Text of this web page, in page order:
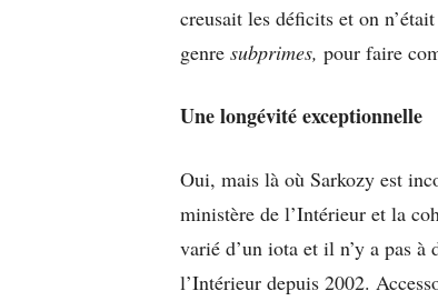
creusait les déficits et on
genre subprimes, pour faire
Une longévité exceptionnelle
Oui, mais là où Sarkozy est
ministère de l’Intérieur et la
varié d’un iota et il n’y a pas à
l’Intérieur depuis 2002.